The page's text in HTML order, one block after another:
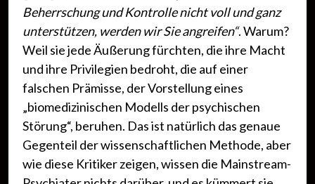
Beherrschung und Kontrolle nicht voll und ganz
unterstützen, werden wir Sie angreifen“. Warum?
Weil sie jede Äußerung fürchten, die ihre Macht
und ihre Privilegien bedroht, die auf einer
falschen Prämisse, der Vorstellung eines
„biomedizinischen Modells der psychischen
Störung“, beruhen. Das ist natürlich das genaue
Gegenteil der wissenschaftlichen Methode, aber
wie diese Kritiker zeigen, wissen die Mainstream-